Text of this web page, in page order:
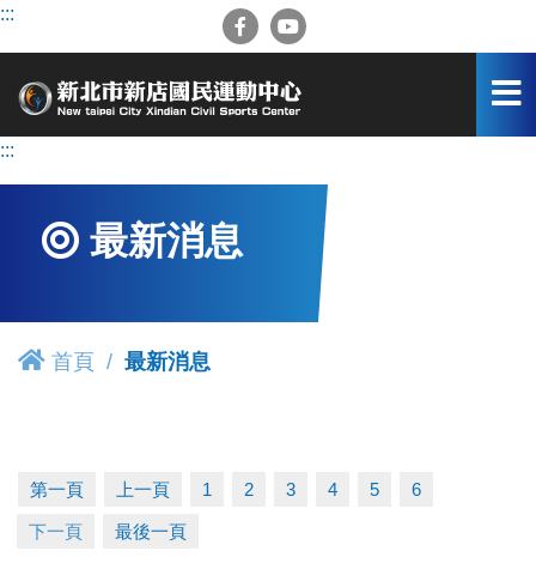
跳
容
:::
:::
最新消息
首頁 最新消息
第一頁 上一頁 1 2 3 4 5 6
下一頁 最後一頁